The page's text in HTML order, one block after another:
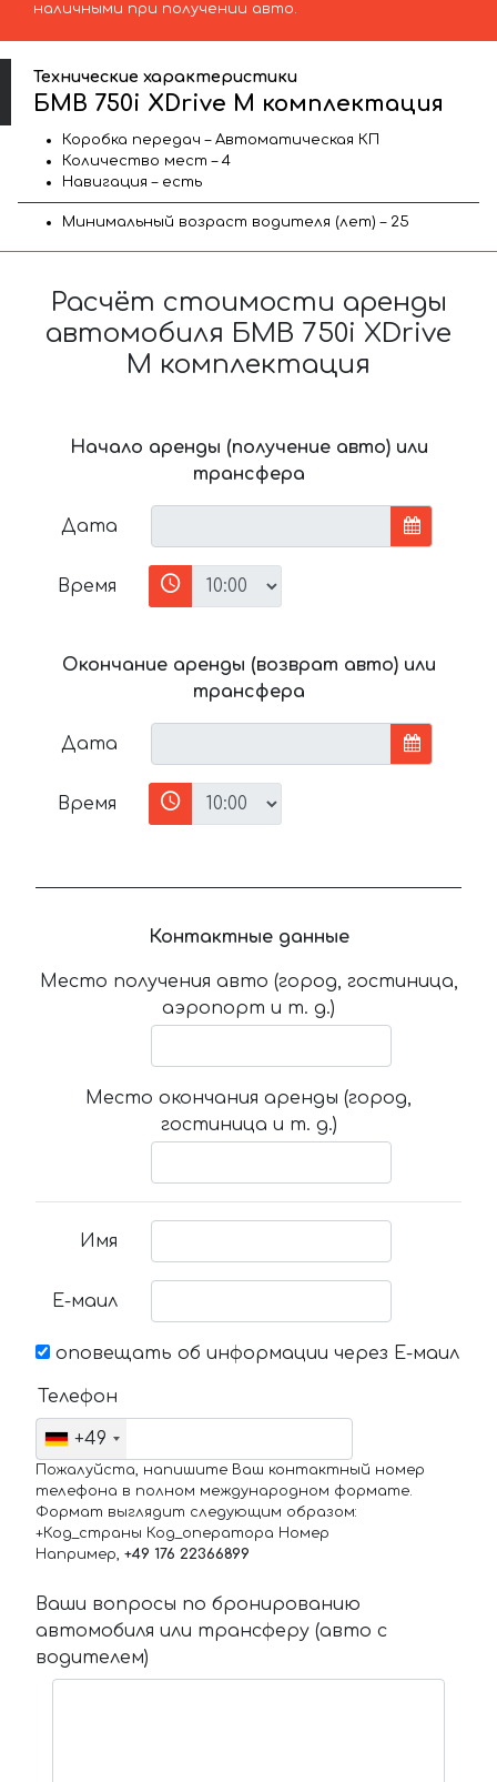
наличными при получении авто.
Технические характеристики
БМВ 750i XDrive M комплектация
Коробка передач – Автоматическая КП
Количество мест – 4
Навигация – есть
Минимальный возраст водителя (лет) – 25
Расчёт стоимости аренды
автомобиля БМВ 750i XDrive
M комплектация
Начало аренды (получение авто) или
трансфера
Дата
Время
Окончание аренды (возврат авто) или
трансфера
Дата
Время
Контактные данные
Место получения авто (город, гостиница,
аэропорт и т. д.)
Место окончания аренды (город,
гостиница и т. д.)
Имя
Е-маил
оповещать об информации через Е-маил
Телефон
+49
Пожалуйста, напишите Ваш контактный номер
телефона в полном международном формате.
Формат выглядит следующим образом:
+Код_страны Код_оператора Номер
Например, +49 176 22366899
Ваши вопросы по бронированию
автомобиля или трансферу (авто с
водителем)